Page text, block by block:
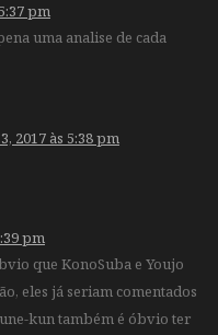
pm
uma analise de cada
2017 às 5:38 pm
pm
que KonoSuba e Youjo
eles já seriam comentados
kun também é óbvio ter